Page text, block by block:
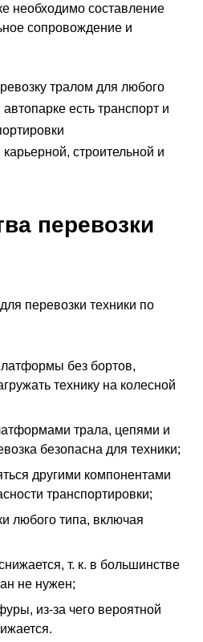
необходимо составление
сопровождение и
тралом для любого
есть транспорт и
строительной и
перевозки
перевозки техники по
без бортов,
технику на колесной
трала, цепями и
безопасна для техники;
другими компонентами
транспортировки;
любого типа, включая
т. к. в большинстве
не нужен;
из-за чего вероятной